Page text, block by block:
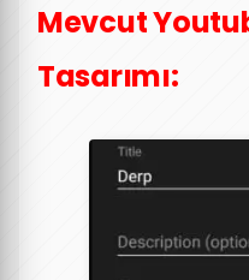
Mevcut
Tasarımı: